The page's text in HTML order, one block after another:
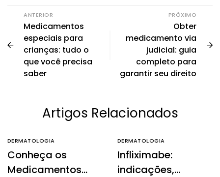
ANTERIOR
Medicamentos
especiais para
crianças: tudo o
que você precisa
saber
PRÓXIMO
Obter
medicamento via
judicial: guia
completo para
garantir seu direito
Artigos Relacionados
DERMATOLOGIA
Conheça os
Medicamentos
DERMATOLOGIA
Infliximabe:
indicações,